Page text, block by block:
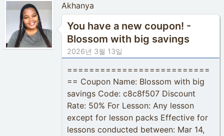
Akhanya
You have a new coupon! -
Blossom with big savings
2026년 3월 13일
==========================
== Coupon Name: Blossom with big
savings Code: c8c8f507 Discount
Rate: 50% For Lesson: Any lesson
except for lesson packs Effective for
lessons conducted between: Mar 14,